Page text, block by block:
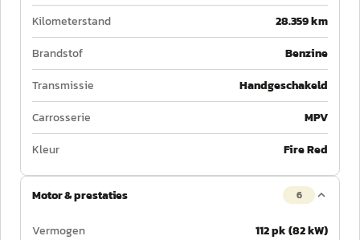
Kilometerstand
28.359 km
Brandstof
Benzine
Transmissie
Handgeschakeld
Carrosserie
MPV
Kleur
Fire Red
Motor & prestaties 6
Vermogen
112 pk (82 kW)